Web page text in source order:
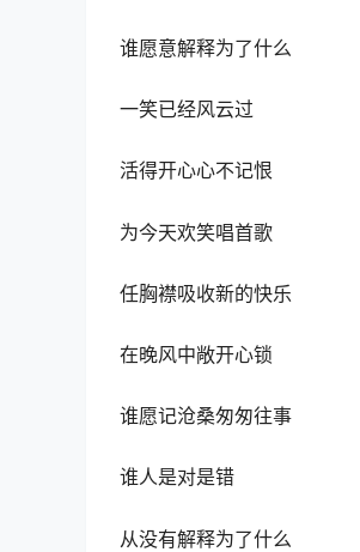
谁愿意解释为了什么
一笑已经风云过
活得开心心不记恨
为今天欢笑唱首歌
任胸襟吸收新的快乐
在晚风中敞开心锁
谁愿记沧桑匆匆往事
谁人是对是错
从没有解释为了什么